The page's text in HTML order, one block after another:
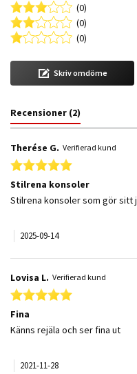
(0)
(0)
(0)
Skriv omdöme
Recensioner (2)
Therése G. Verifierad kund
5.0 star rating
Stilrena konsoler
Review by Therése G. on 14
review stating Stilrena
Stilrena konsoler som gör sitt
2025-09-14
Lovisa L. Verifierad kund
5.0 star rating
Fina
Review by Lovisa L. on 28 Nov
review stating Fina
Känns rejäla och ser fina ut
2021-11-28